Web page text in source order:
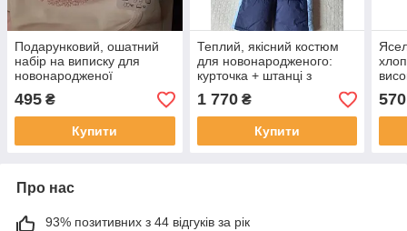
Подарунковий, ошатний
набір на виписку для
новонародженої
495 ₴
Купити
Теплий, якісний костюм
для новонародженого:
курточка + штанці з
нагрудником для хлопчика
62-68 TUP-TUP
1 770₴
Купити
570
Про нас
93% позитивних з 44 відгуків за рік